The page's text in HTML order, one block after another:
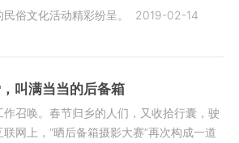
俗文化活动精彩纷呈。
2019-02-14
叫满当当的后备箱
召唤。春节归乡的人们，又收拾行囊，驶
网上，“晒后备箱摄影大赛”再次构成一道